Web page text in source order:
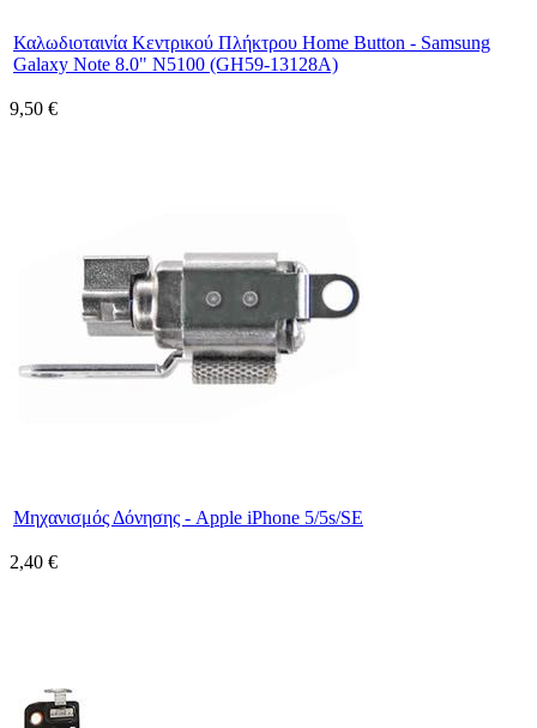
Καλωδιοταινία Κεντρικού Πλήκτρου Home Button - Samsung
Galaxy Note 8.0" N5100 (GH59-13128A)
9,50 €
Μηχανισμός Δόνησης - Apple iPhone 5/5s/SE
2,40 €